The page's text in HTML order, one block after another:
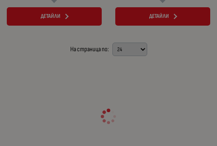
ДЕТАЙЛИ ДЕТАЙЛИ
На страница по: